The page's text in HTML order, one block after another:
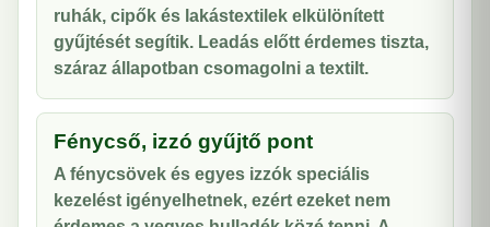
ruhák, cipők és lakástextilek elkülönített
gyűjtését segítik. Leadás előtt érdemes tiszta,
száraz állapotban csomagolni a textilt.
Fénycső, izzó gyűjtő pont
A fénycsövek és egyes izzók speciális
kezelést igényelhetnek, ezért ezeket nem